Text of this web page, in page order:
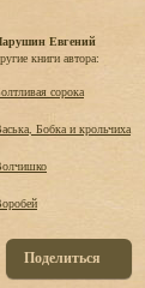
Евгений
книги автора:
сорока
Бобка и крольчиха
Поделиться